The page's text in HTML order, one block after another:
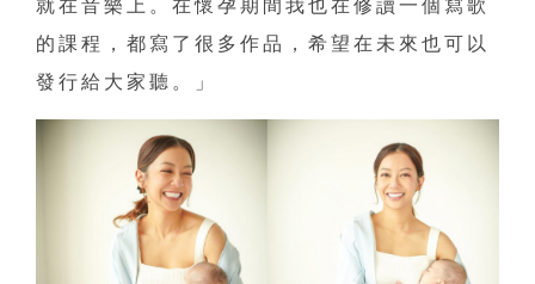
就在音樂上。在懷孕期間我也在修讀一個寫歌
的課程，都寫了很多作品，希望在未來也可以
發行給大家聽。」